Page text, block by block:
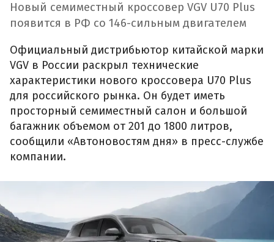
Новый семиместный кроссовер VGV U70 Plus
появится в РФ со 146-сильным двигателем
Официальный дистрибьютор китайской марки
VGV в России раскрыл технические
характеристики нового кроссовера U70 Plus
для российского рынка. Он будет иметь
просторный семиместный салон и большой
багажник объемом от 201 до 1800 литров,
сообщили «Автоновостям дня» в пресс-службе
компании.